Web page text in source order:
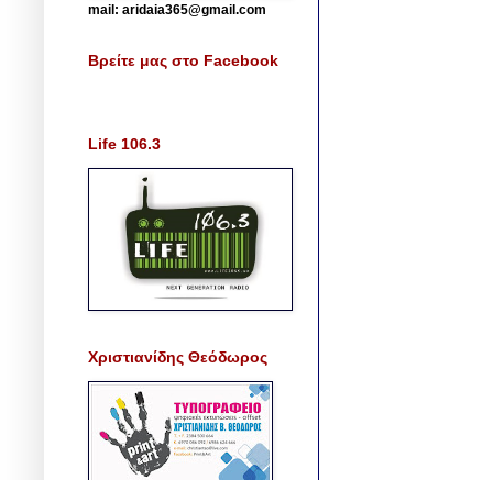
mail: aridaia365@gmail.com
Βρείτε μας στο Facebook
Life 106.3
Χριστιανίδης Θεόδωρος